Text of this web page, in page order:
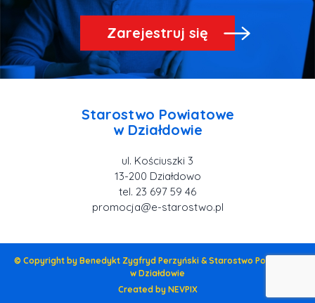
Zarejestruj się
Starostwo Powiatowe
ul. Kościuszki 3
tel. 23 697 59 46
promocja@e-starostwo.pl
© Copyright by Benedykt Zygfryd Perzyński & Starostwo Powiatowe
w Działdowie
Created by NEVPIX